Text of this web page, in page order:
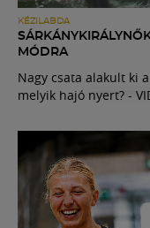
KÉZILABDA
MÓDRA
Nagy csata alakult ki
melyik hajó nyert? -